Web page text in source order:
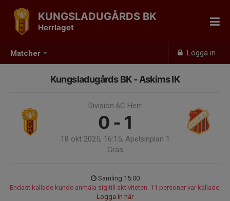
Matcher Logga in
KUNGSLADUGÅRDS BK
Herrlaget
Kungsladugårds BK - Askims IK
Division 6C Herr
0 - 1
18 okt 2025, 16:15, Apelsinplan 1
Gräs
Samling 15:00
Endast kallade kunde anmäla sig till aktiviteten. 11 personer var kallade.
Logga in här